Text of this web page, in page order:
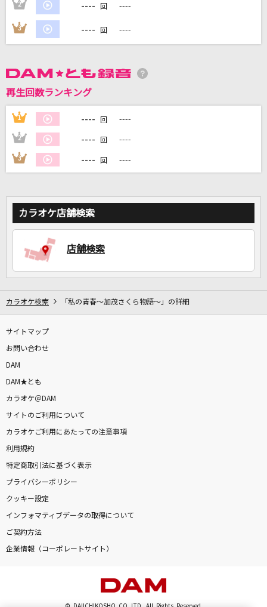
DAMの新曲・ランキングなど
DAMに会員登録・ログインして
カラオケをもっと楽しもう！
2 ---- 回 ----
3 ---- 回 ----
再生回数ランキング
1 ---- 回 ----
2 ---- 回 ----
3 ---- 回 ----
カラオケ店舗検索
店舗検索
カラオケ検索 「私の青春～加茂さくら物語～」の詳細
サイトマップ
お問い合わせ
DAM
DAM★とも
カラオケ＠DAM
サイトのご利用について
カラオケご利用にあたっての注意事項
利用規約
特定商取引法に基づく表示
プライバシーポリシー
クッキー設定
インフォマティブデータの取得について
ご契約方法
企業情報（コーポレートサイト）
© DAIICHIKOSHO CO.,LTD. All Rights Reserved.